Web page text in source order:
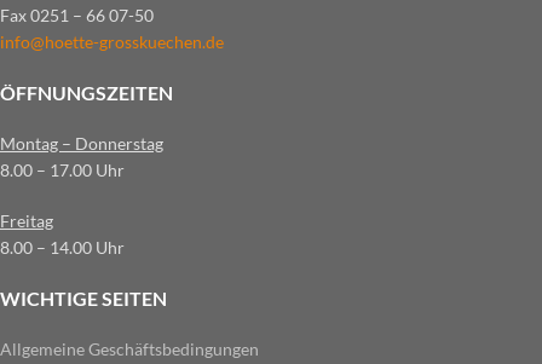
Fax 0251 – 66 07-50
info@hoette-grosskuechen.de
ÖFFNUNGSZEITEN
Montag – Donnerstag
8.00 – 17.00 Uhr
Freitag
8.00 – 14.00 Uhr
WICHTIGE SEITEN
Allgemeine Geschäftsbedingungen